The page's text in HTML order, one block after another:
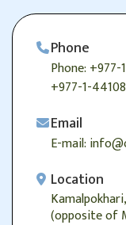
Phone
Phone:
+977-1-
Email
E-mail:
Location
(opposite of